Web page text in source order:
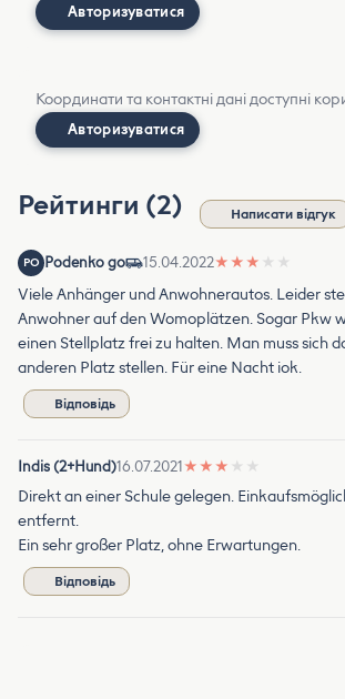
Авторизуватися
Координати та контактні дані доступні
Авторизуватися
Рейтинги (2) Написати відгук
PO Podenko go 15.04.2022★ ★ ★ ★ ★
Viele Anhänger und Anwohnerautos. Leider
Anwohner auf den Womoplätzen. Sogar Pkw
einen Stellplatz frei zu halten. Man muss sich
anderen Platz stellen. Für eine Nacht iok.
Відповідь
Indis (2+Hund)16.07.2021★ ★ ★ ★ ★
Direkt an einer Schule gelegen.
entfernt.
Ein sehr großer Platz, ohne Erwartungen.
Відповідь